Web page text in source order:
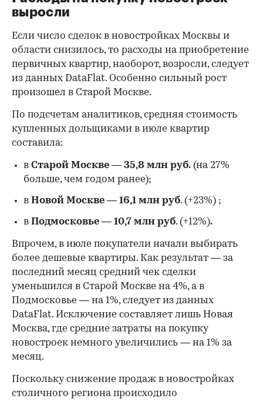
выросли
Если число сделок в новостройках Москвы и
области снизилось, то расходы на приобретение
первичных квартир, наоборот, возросли, следует
из данных DataFlat. Особенно сильный рост
произошел в Старой Москве.
По подсчетам аналитиков, средняя стоимость
купленных дольщиками в июле квартир
составила:
в Старой Москве — 35,8 млн руб. (на 27%
больше, чем годом ранее);
в Новой Москве — 16,1 млн руб. (+23%) ;
в Подмосковье — 10,7 млн руб. (+12%).
Впрочем, в июле покупатели начали выбирать
более дешевые квартиры. Как результат — за
последний месяц средний чек сделки
уменьшился в Старой Москве на 4%, а в
Подмосковье — на 1%, следует из данных
DataFlat. Исключение составляет лишь Новая
Москва, где средние затраты на покупку
новостроек немного увеличились — на 1% за
месяц.
Поскольку снижение продаж в новостройках
столичного региона происходило